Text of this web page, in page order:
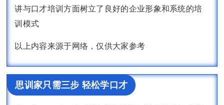
讲与口才培训方面树立了良好的企业形象和系统的培
训模式
以上内容来源于网络，仅供大家参考
思训家只需三步 轻松学口才